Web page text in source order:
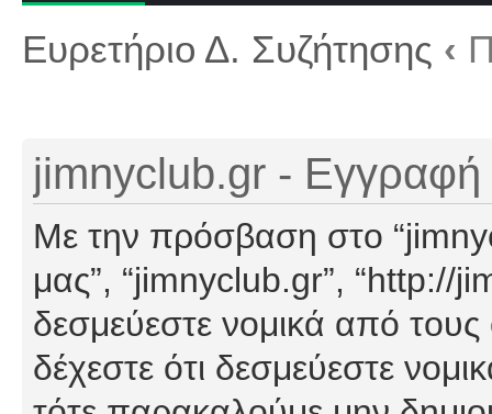
Ευρετήριο Δ. Συζήτησης ‹
jimnyclub.gr - Εγγραφή
Με την πρόσβαση στο
μας”, “jimnyclub.gr”, “http://
δεσμεύεστε νομικά από
δέχεστε ότι δεσμεύεστε